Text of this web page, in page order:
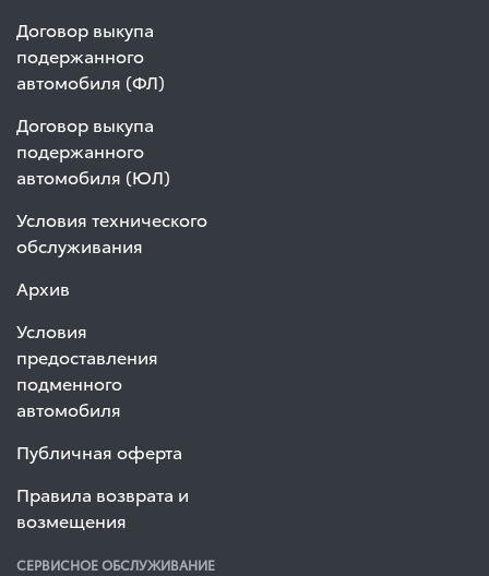
Договор выкупа
подержанного
автомобиля (ФЛ)
Договор выкупа
подержанного
автомобиля (ЮЛ)
Условия технического
обслуживания
Архив
Условия
предоставления
подменного
автомобиля
Публичная оферта
Правила возврата и
возмещения
СЕРВИСНОЕ ОБСЛУЖИВАНИЕ